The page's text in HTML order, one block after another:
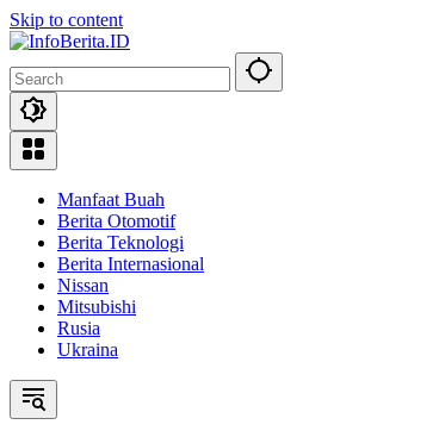
Skip to content
Manfaat Buah
Berita Otomotif
Berita Teknologi
Berita Internasional
Nissan
Mitsubishi
Rusia
Ukraina